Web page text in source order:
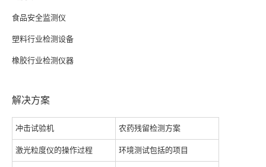
食品安全监测仪
塑料行业检测设备
橡胶行业检测仪器
解决方案
冲击试验机 农药残留检测方案
激光粒度仪的操作过程 环境测试包括的项目